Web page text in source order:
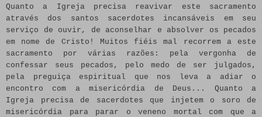
Quanto a Igreja precisa reavivar este sacramento
através dos santos sacerdotes incansáveis em seu
serviço de ouvir, de aconselhar e absolver os pecados
em nome de Cristo! Muitos fiéis mal recorrem a este
sacramento por várias razões: pela vergonha de
confessar seus pecados, pelo medo de ser julgados,
pela preguiça espiritual que nos leva a adiar o
encontro com a misericórdia de Deus... Quanto a
Igreja precisa de sacerdotes que injetem o soro de
misericórdia para parar o veneno mortal com que a